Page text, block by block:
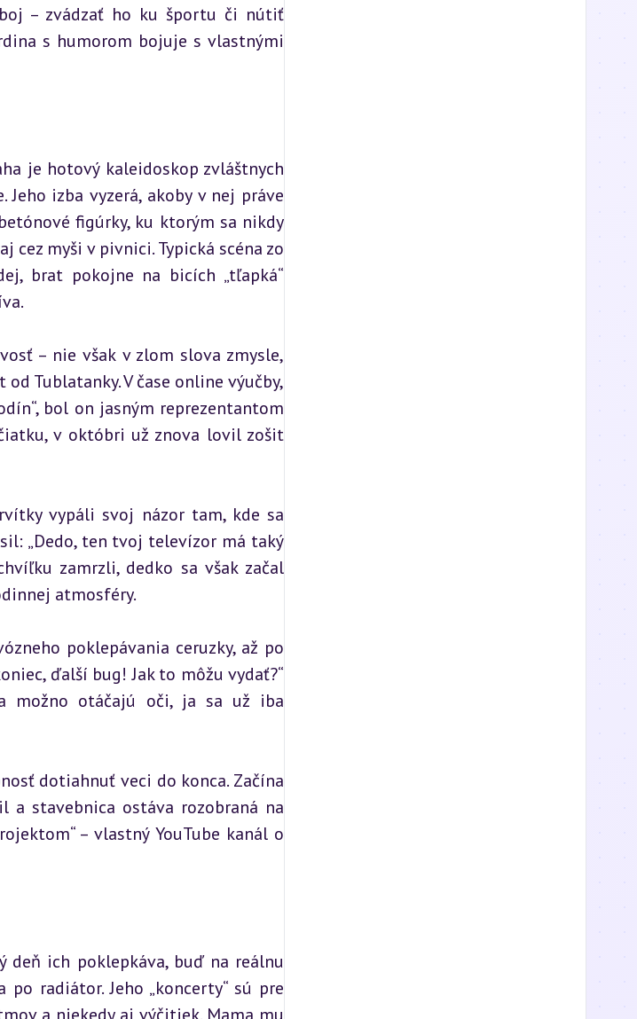
– zvádzať ho ku športu či nútiť
s humorom bojuje s vlastnými
je hotový kaleidoskop zvláštnych
Jeho izba vyzerá, akoby v nej práve
figúrky, ku ktorým sa nikdy
cez myši v pivnici. Typická scéna zo
brat pokojne na bicích „tľapká“
– nie však v zlom slova zmysle,
Tublatanky. V čase online výučby,
bol on jasným reprezentantom
v októbri už znova lovil zošit
vypáli svoj názor tam, kde sa
„Dedo, ten tvoj televízor má taký
zamrzli, dedko sa však začal
atmosféry.
poklepávania ceruzky, až po
ďalší bug! Jak to môžu vydať?“
možno otáčajú oči, ja sa už iba
dotiahnuť veci do konca. Začína
a stavebnica ostáva rozobraná na
– vlastný YouTube kanál o
deň ich poklepkáva, buď na reálnu
radiátor. Jeho „koncerty“ sú pre